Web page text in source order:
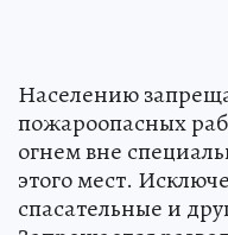
Населению
пожароопасных
огнем вне
этого мест.
спасательные и